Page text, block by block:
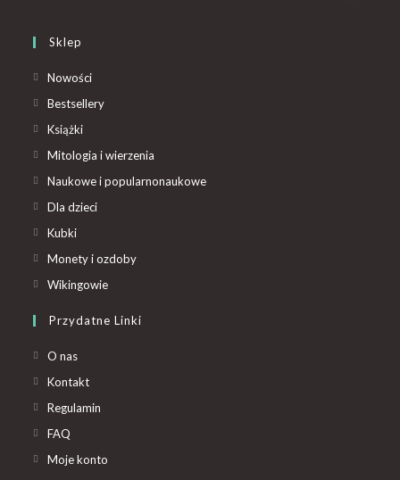
Sklep
Nowości
Bestsellery
Książki
Mitologia i wierzenia
Naukowe i popularnonaukowe
Dla dzieci
Kubki
Monety i ozdoby
Wikingowie
Przydatne Linki
O nas
Kontakt
Regulamin
FAQ
Moje konto